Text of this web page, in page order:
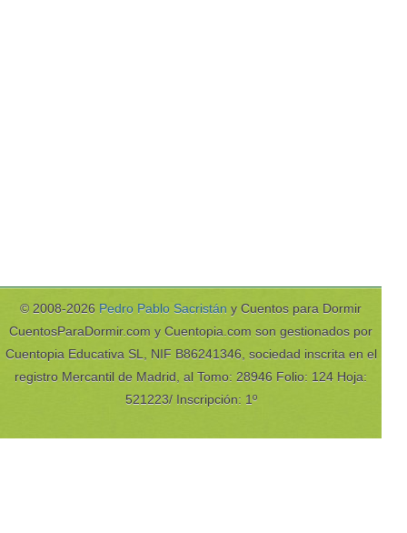
© 2008-2026 Pedro Pablo Sacristán y Cuentos para Dormir
CuentosParaDormir.com y Cuentopia.com son gestionados por
Cuentopia Educativa SL, NIF B86241346, sociedad inscrita en el
registro Mercantil de Madrid, al Tomo: 28946 Folio: 124 Hoja:
521223/ Inscripción: 1º